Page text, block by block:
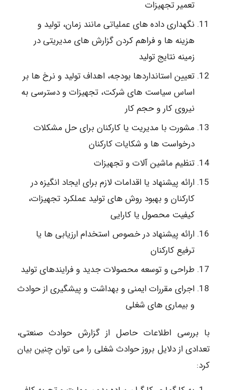
تعمیر تجهیزات
نگهداری داده های عملیاتی مانند زمان، تولید و
هزینه ها و فراهم کردن گزارش های مدیریتی در
زمینه نتایج تولید
تعیین استانداردها بودجه، اهداف تولید و نرخ ها بر
اساس سیاست های شرکت، تجهیزات و دسترسی به
نیروی کار و حجم کار
مشورت با مدیریت یا کارکنان برای حل مشکلات
درخواست ها و شکایات کارکنان
تنظیم ماشین آلات و تجهیزات
ارائه پیشنهاد یا اقدامات لازم برای ایجاد انگیزه در
کارکنان و بهبود روش های تولید عملکرد تجهیزات،
کیفیت محصول یا کارایی
ارائه پیشنهاد در خصوص استخدام ارزیابی ها یا
ترفیع کارکنان
طراحی و توسعه محصولات جدید و فرایندهای تولید
اجرای مقررات ایمنی و بهداشت و پیشگیری از حوادث
و بیماری های شغلی
با بررسی اطلاعات حاصل از گزارش حوادث صنعتی،
تعدادی از دلایل بروز حوادث شغلی را می توان چنین بیان
کرد: